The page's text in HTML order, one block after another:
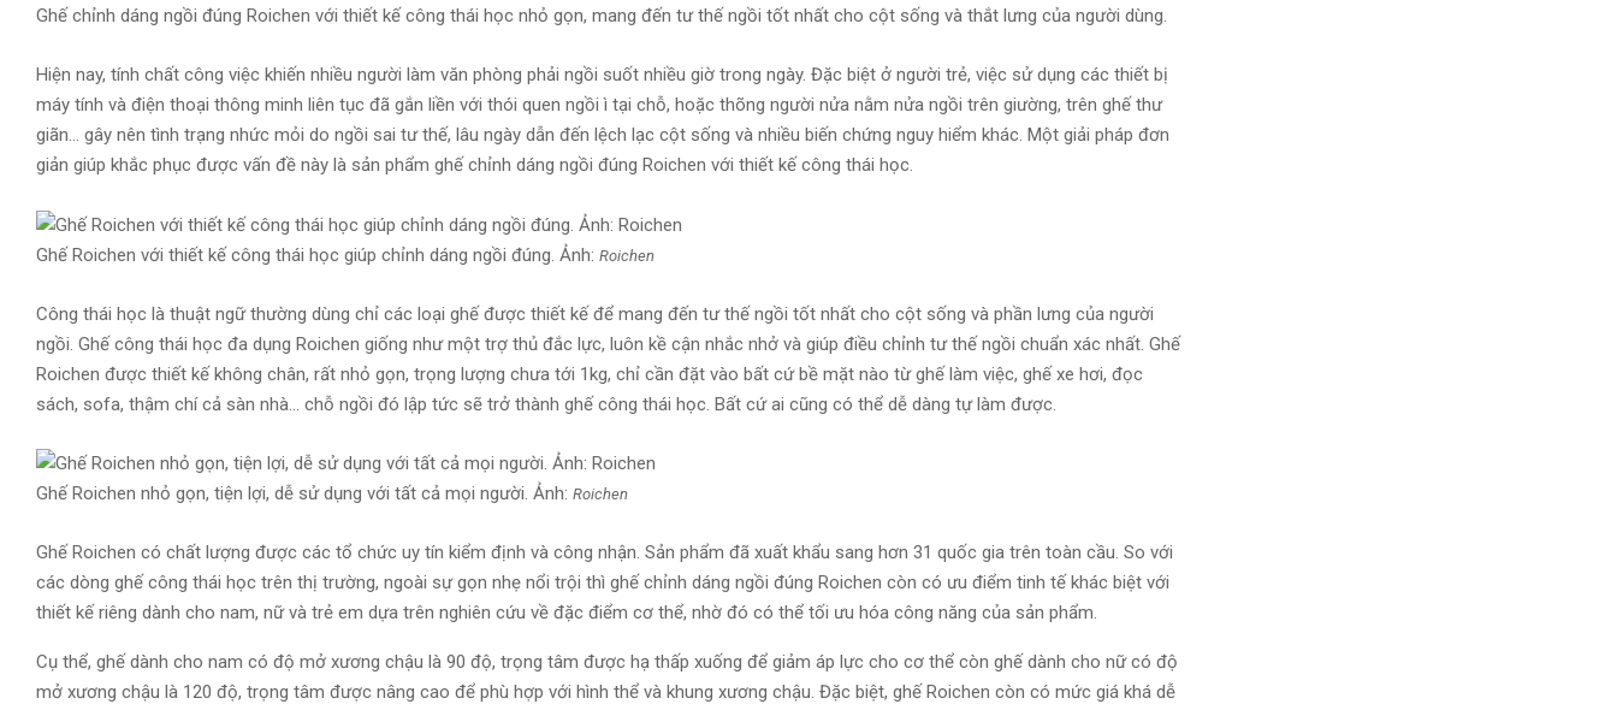
Ghế chỉnh dáng ngồi đúng Roichen với thiết kế công thái học nhỏ gọn, mang đến tư thế ngồi tốt nhất cho cột sống và thắt lưng của người dùng.
Hiện nay, tính chất công việc khiến nhiều người làm văn phòng phải ngồi suốt nhiều giờ trong ngày. Đặc biệt ở người trẻ, việc sử dụng các thiết bị
máy tính và điện thoại thông minh liên tục đã gắn liền với thói quen ngồi ì tại chỗ, hoặc thõng người nửa nằm nửa ngồi trên giường, trên ghế thư
giãn… gây nên tình trạng nhức mỏi do ngồi sai tư thế, lâu ngày dẫn đến lệch lạc cột sống và nhiều biến chứng nguy hiểm khác. Một giải pháp đơn
giản giúp khắc phục được vấn đề này là sản phẩm ghế chỉnh dáng ngồi đúng Roichen với thiết kế công thái học.
Ghế Roichen với thiết kế công thái học giúp chỉnh dáng ngồi đúng. Ảnh: Roichen
Công thái học là thuật ngữ thường dùng chỉ các loại ghế được thiết kế để mang đến tư thế ngồi tốt nhất cho cột sống và phần lưng của người
ngồi. Ghế công thái học đa dụng Roichen giống như một trợ thủ đắc lực, luôn kề cận nhắc nhở và giúp điều chỉnh tư thế ngồi chuẩn xác nhất. Ghế
Roichen được thiết kế không chân, rất nhỏ gọn, trọng lượng chưa tới 1kg, chỉ cần đặt vào bất cứ bề mặt nào từ ghế làm việc, ghế xe hơi, đọc
sách, sofa, thậm chí cả sàn nhà… chỗ ngồi đó lập tức sẽ trở thành ghế công thái học. Bất cứ ai cũng có thể dễ dàng tự làm được.
Ghế Roichen nhỏ gọn, tiện lợi, dễ sử dụng với tất cả mọi người. Ảnh: Roichen
Ghế Roichen có chất lượng được các tổ chức uy tín kiểm định và công nhận. Sản phẩm đã xuất khẩu sang hơn 31 quốc gia trên toàn cầu. So với
các dòng ghế công thái học trên thị trường, ngoài sự gọn nhẹ nổi trội thì ghế chỉnh dáng ngồi đúng Roichen còn có ưu điểm tinh tế khác biệt với
thiết kế riêng dành cho nam, nữ và trẻ em dựa trên nghiên cứu về đặc điểm cơ thể, nhờ đó có thể tối ưu hóa công năng của sản phẩm.
Cụ thể, ghế dành cho nam có độ mở xương chậu là 90 độ, trọng tâm được hạ thấp xuống để giảm áp lực cho cơ thể còn ghế dành cho nữ có độ
mở xương chậu là 120 độ, trọng tâm được nâng cao để phù hợp với hình thể và khung xương chậu. Đặc biệt, ghế Roichen còn có mức giá khá dễ